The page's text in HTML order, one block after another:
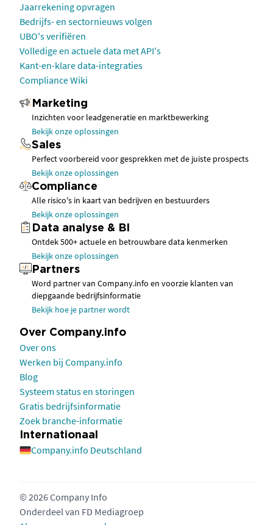
Jaarrekening opvragen
Bedrijfs- en sectornieuws volgen
UBO's verifiëren
Volledige en actuele data met API's
Kant-en-klare data-integraties
Compliance Wiki
Marketing
Inzichten voor leadgeneratie en marktbewerking
Bekijk onze oplossingen
Sales
Perfect voorbereid voor gesprekken met de juiste prospects
Bekijk onze oplossingen
Compliance
Alle risico's in kaart van bedrijven en bestuurders
Bekijk onze oplossingen
Data analyse & BI
Ontdek 500+ actuele en betrouwbare data kenmerken
Bekijk onze oplossingen
Partners
Word partner van Company.info en voorzie klanten van
diepgaande bedrijfsinformatie
Bekijk hoe je partner wordt
Over Company.info
Over ons
Werken bij Company.info
Blog
Systeem status en storingen
Gratis bedrijfsinformatie
Zoek branche-informatie
Internationaal
Company.info Deutschland
© 2026 Company Info
Onderdeel van FD Mediagroep